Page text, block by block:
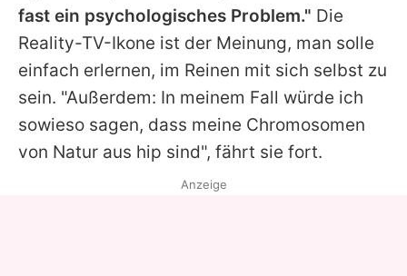
fast ein psychologisches Problem." Die
Reality-TV-Ikone ist der Meinung, man solle
einfach erlernen, im Reinen mit sich selbst zu
sein. "Außerdem: In meinem Fall würde ich
sowieso sagen, dass meine Chromosomen
von Natur aus hip sind", fährt sie fort.
Anzeige